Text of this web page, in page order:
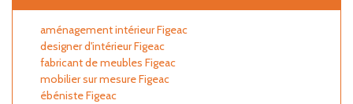
aménagement intérieur Figeac
designer d'intérieur Figeac
fabricant de meubles Figeac
mobilier sur mesure Figeac
ébéniste Figeac